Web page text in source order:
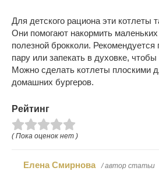
Для детского рациона эти котлеты
Они помогают накормить
полезной брокколи. Рекомендуется
пару или запекать в духовке,
Можно сделать котлеты плоскими
домашних бургеров.
Рейтинг
( Пока оценок нет )
Елена Смирнова / автор статьи